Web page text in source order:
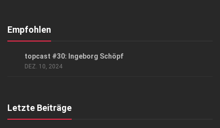
Kontakt, Impressum
Empfohlen
topcast #30: Ingeborg Schöpf
DEZ. 10, 2024
Letzte Beiträge